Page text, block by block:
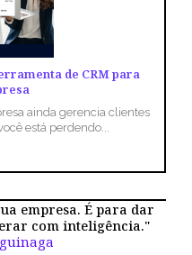
de CRM para
ainda gerencia clientes
está perdendo...
empresa. É para dar
com inteligência."